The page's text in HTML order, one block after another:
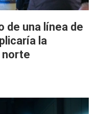
de una línea de
la
norte